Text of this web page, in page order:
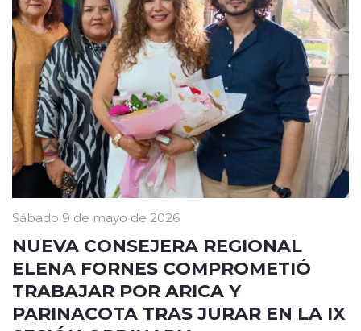
Sábado 9 de mayo de 2026
NUEVA CONSEJERA REGIONAL
ELENA FORNES COMPROMETIÓ
TRABAJAR POR ARICA Y
PARINACOTA TRAS JURAR EN LA IX